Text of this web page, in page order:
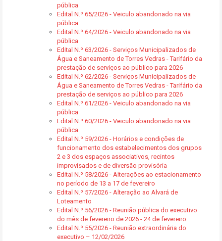
pública
Edital N.º 65/2026 - Veiculo abandonado na via
pública
Edital N.º 64/2026 - Veiculo abandonado na via
pública
Edital N.º 63/2026 - Serviços Municipalizados de
Água e Saneamento de Torres Vedras - Tarifário da
prestação de serviços ao público para 2026
Edital N.º 62/2026 - Serviços Municipalizados de
Água e Saneamento de Torres Vedras - Tarifário da
prestação de serviços ao público para 2026
Edital N.º 61/2026 - Veiculo abandonado na via
pública
Edital N.º 60/2026 - Veiculo abandonado na via
pública
Edital N.º 59/2026 - Horários e condições de
funcionamento dos estabelecimentos dos grupos
2 e 3 dos espaços associativos, recintos
improvisados e de diversão provisória
Edital N.º 58/2026 - Alterações ao estacionamento
no período de 13 a 17 de fevereiro
Edital N.º 57/2026 - Alteração ao Alvará de
Loteamento
Edital N.º 56/2026 - Reunião pública do executivo
do mês de fevereiro de 2026 - 24 de fevereiro
Edital N.º 55/2026 - Reunião extraordinária do
executivo – 12/02/2026